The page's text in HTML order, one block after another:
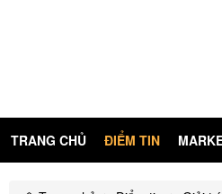
TRANG CHỦ ĐIỂM TIN